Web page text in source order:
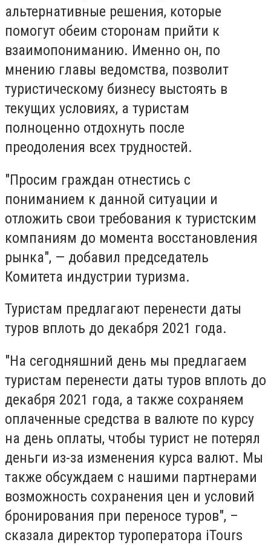
альтернативные решения, которые
помогут обеим сторонам прийти к
взаимопониманию. Именно он, по
мнению главы ведомства, позволит
туристическому бизнесу выстоять в
текущих условиях, а туристам
полноценно отдохнуть после
преодоления всех трудностей.
"Просим граждан отнестись с
пониманием к данной ситуации и
отложить свои требования к туристским
компаниям до момента восстановления
рынка", — добавил председатель
Комитета индустрии туризма.
Туристам предлагают перенести даты
туров вплоть до декабря 2021 года.
"На сегодняшний день мы предлагаем
туристам перенести даты туров вплоть до
декабря 2021 года, а также сохраняем
оплаченные средства в валюте по курсу
на день оплаты, чтобы турист не потерял
деньги из-за изменения курса валют. Мы
также обсуждаем с нашими партнерами
возможность сохранения цен и условий
бронирования при переносе туров", –
сказала директор туроператора iTours